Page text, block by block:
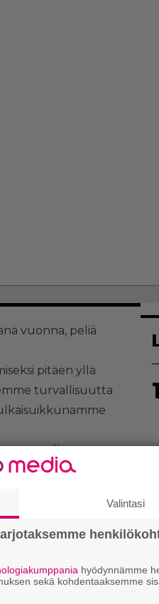
vuonna, peliä
pitäen yllä
turvallisuutta
samalla osana
että uusiGod of
Saman
mukaan tuloa
1
Valintasi
hyödynnämme
sekä kohdentaaksemme